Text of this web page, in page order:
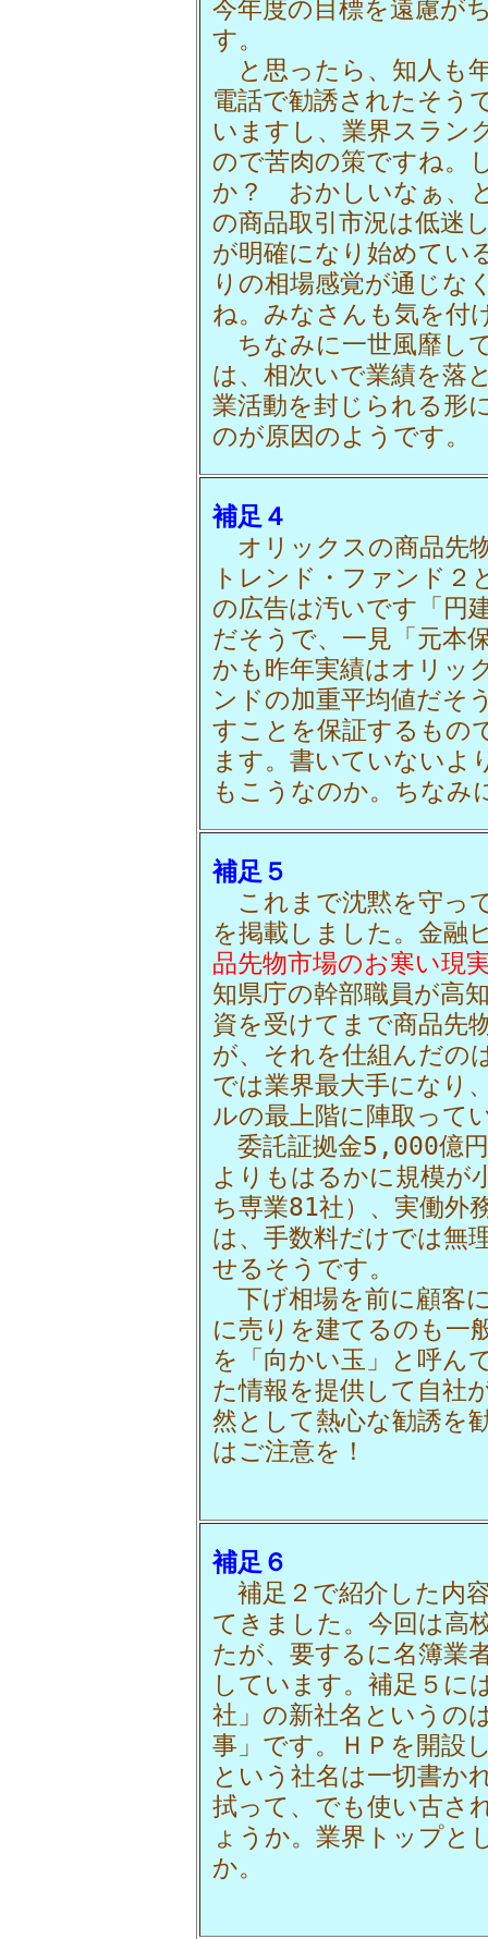
今年度の目標を遠慮が
す。
と思ったら、知人も
電話で勧誘されたそう
いますし、業界スラン
ので苦肉の策ですね。
か？ おかしいなぁ、
の商品取引市況は低迷
が明確になり始めてい
りの相場感覚が通じな
ね。みなさんも気を付
ちなみに一世風靡し
は、相次いで業績を落
業活動を封じられる形
のが原因のようです。
補足４
オリックスの商品先
トレンド・ファンド２
の広告は汚いです「円
だそうで、一見「元本
かも昨年実績はオリッ
ンドの加重平均値だそ
すことを保証するもの
ます。書いていないよ
もこうなのか。ちな
補足５
これまで沈黙を守っ
を掲載しました。金融
品先物市場のお寒い現
知県庁の幹部職員が高
資を受けてまで商品先
が、それを仕組んだの
では業界最大手になり
ルの最上階に陣取って
委託証拠金5,000億
よりもはるかに規模が
ち専業81社）、実働外
は、手数料だけでは無
せるそうです。
下げ相場を前に顧客
に売りを建てるのも一
を「向かい玉」と呼ん
た情報を提供して自社
然として熱心な勧誘を
はご注意を！
補足６
補足２で紹介した内
てきました。今回は高
たが、要するに名簿業
しています。補足５に
社」の新社名というの
事」です。ＨＰを開設
という社名は一切書か
拭って、でも使い古さ
ょうか。業界トップと
か。